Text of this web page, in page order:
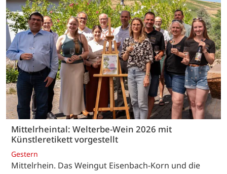
Mittelrheintal: Welterbe-Wein 2026 mit
Künstleretikett vorgestellt
Gestern
Mittelrhein. Das Weingut Eisenbach-Korn und die